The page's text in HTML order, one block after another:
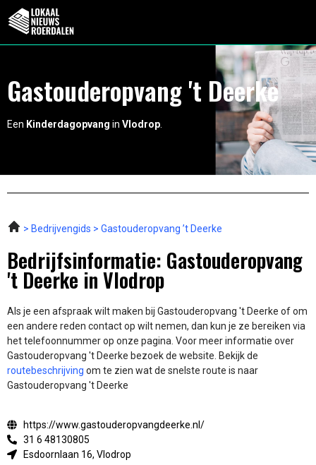
Gastouderopvang 't Deerke
Een Kinderdagopvang in Vlodrop
Bedrijvengids Gastouderopvang ’t Deerke
Bedrijfsinformatie: Gastouderopvang
't Deerke in Vlodrop
Als je een afspraak wilt maken bij Gastouderopvang 't Deerke of om
een andere reden contact op wilt nemen, dan kun je ze bereiken via
het telefoonnummer op onze pagina. Voor meer informatie over
Gastouderopvang 't Deerke bezoek de website. Bekijk de
routebeschrijving om te zien wat de snelste route is naar
Gastouderopvang 't Deerke
https://www.gastouderopvangdeerke.nl/
31 6 48130805
Esdoornlaan 16, Vlodrop